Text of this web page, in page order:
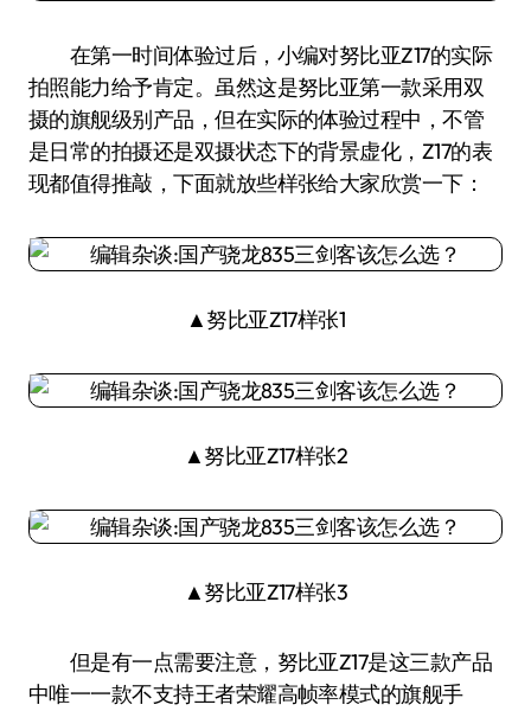
在第一时间体验过后，小编对努比亚Z17的实际
拍照能力给予肯定。虽然这是努比亚第一款采用双
摄的旗舰级别产品，但在实际的体验过程中，不管
是日常的拍摄还是双摄状态下的背景虚化，Z17的表
现都值得推敲，下面就放些样张给大家欣赏一下：
▲努比亚Z17样张1
▲努比亚Z17样张2
▲努比亚Z17样张3
但是有一点需要注意，努比亚Z17是这三款产品
中唯一一款不支持王者荣耀高帧率模式的旗舰手